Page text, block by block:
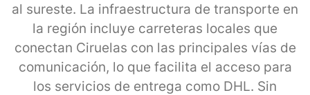
al sureste. La infraestructura de transporte en
la región incluye carreteras locales que
conectan Ciruelas con las principales vías de
comunicación, lo que facilita el acceso para
los servicios de entrega como DHL. Sin